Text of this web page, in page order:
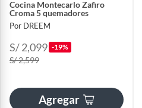
Cocina Montecarlo Zafiro
Croma 5 quemadores
Por DREEM
S/ 2,099 -19%
S/ 2,599
Agregar